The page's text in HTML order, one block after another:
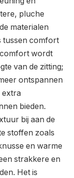
pluche
materialen
tussen comfort
wordt
van de zitting;
ontspannen
extra
bieden.
bij aan de
stoffen zoals
en warme
strakkere en
Het is